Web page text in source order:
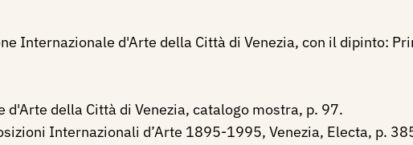
Internazionale d'Arte della Città di Venezia, con il dipinto:
della Città di Venezia, catalogo mostra, p. 97.
Internazionali d’Arte 1895-1995, Venezia, Electa, p.